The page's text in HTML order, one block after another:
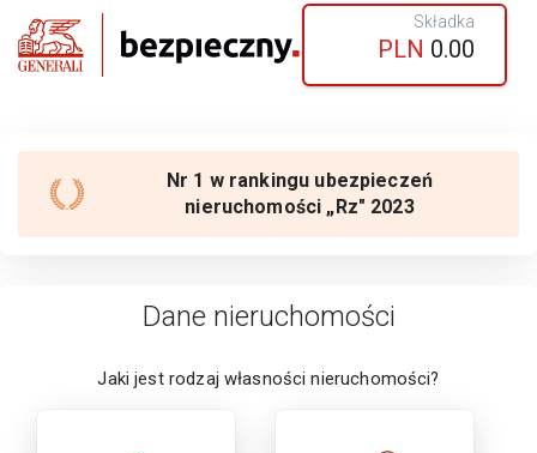
Składka
PLN 0.00
Nr 1 w rankingu ubezpieczeń
nieruchomości „Rz" 2023
Dane nieruchomości
Jaki jest rodzaj własnościnieruchomości?